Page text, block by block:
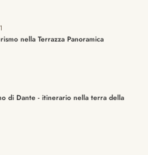
nella Terrazza Panoramica
di Dante - itinerario nella terra della